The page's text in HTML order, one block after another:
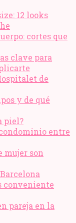
12 looks
cortes que
clave para
de
y de qué
piel?
entre
mujer son
conveniente
pareja en la